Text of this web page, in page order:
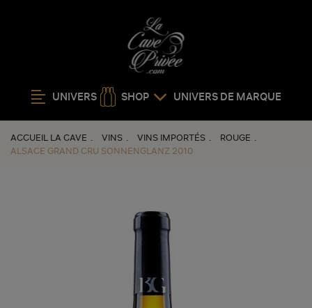
UNIVERS SHOP UNIVERS DE MARQUE
ACCUEIL LA CAVE VINS VINS IMPORTÉS
ROUGE
ALSACE GRAND CRU SONNENGLANZ 2010